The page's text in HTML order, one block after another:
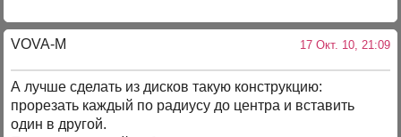
VOVA-M 17 Окт. 10, 21:09
А лучше сделать из дисков такую конструкцию:
прорезать каждый по радиусу до центра и вставить
один в другой.